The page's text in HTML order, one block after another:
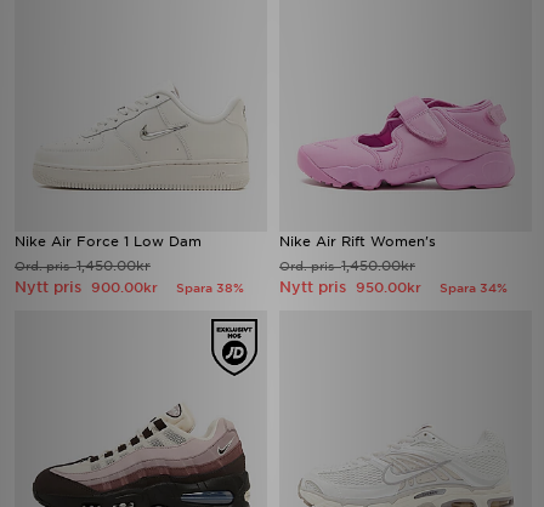
Nike Air Force 1 Low Dam
Ord. pris1,450.00kr
Nytt pris 900.00kr Spara 38%
Nike Air Rift Women's
Ord. pris1,450.00kr
Nytt pris 950.00kr Spara 34%